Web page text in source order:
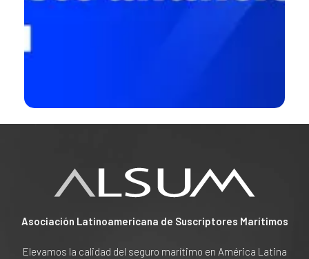
Asociación Latinoamericana de Suscriptores Marítimos
Elevamos la calidad del seguro marítimo en América Latina